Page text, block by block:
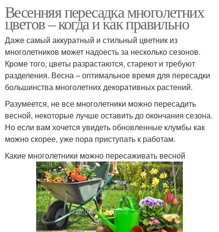
Весенняя пересадка многолетних
цветов – когда и как правильно
Даже самый аккуратный и стильный цветник из
многолетников может надоесть за несколько сезонов.
Кроме того, цветы разрастаются, стареют и требуют
разделения. Весна – оптимальное время для пересадки
большинства многолетних декоративных растений.
Разумеется, не все многолетники можно пересадить
весной, некоторые лучше оставить до окончания сезона.
Но если вам хочется увидеть обновленные клумбы как
можно скорее, уже пора приступать к работам.
Какие многолетники можно пересаживать весной